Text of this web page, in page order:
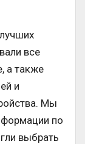
все
а также
и
Мы
по
выбрать